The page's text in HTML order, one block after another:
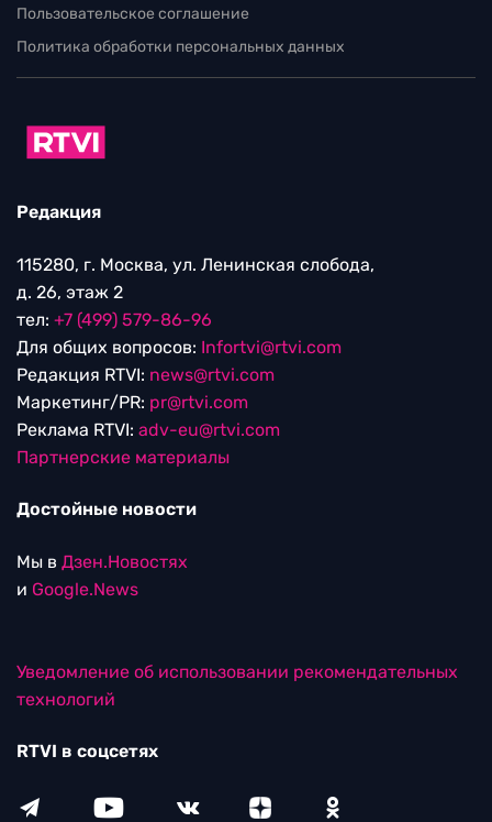
Пользовательское соглашение
Политика обработки персональных данных
Редакция
115280, г. Москва, ул. Ленинская слобода,
д. 26, этаж 2
тел: +7 (499) 579-86-96
Для общих вопросов: Infortvi@rtvi.com
Редакция RTVI: news@rtvi.com
Маркетинг/PR: pr@rtvi.com
Реклама RTVI: adv-eu@rtvi.com
Партнерские материалы
Достойные новости
Мы в Дзен.Новостях
и Google.News
Уведомление об использовании рекомендательных
технологий
RTVI в соцсетях